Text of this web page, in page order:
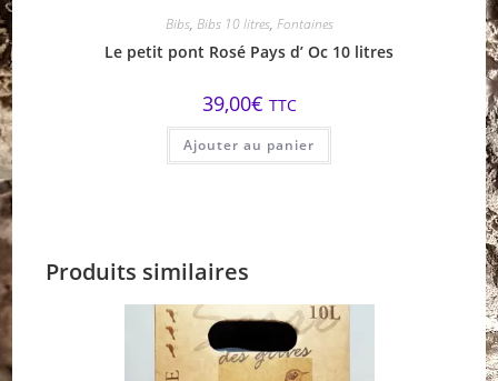
Bibs, Bibs 10 litres, Fontaines
Le petit pont Rosé Pays d’ Oc 10 litres
39,00€ TTC
Ajouter au panier
Produits similaires